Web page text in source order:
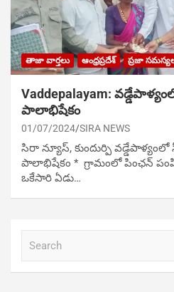
తాజా వార్తలు ఆంధ్రప్రదేశ్ ప్రజా
Vaddepalayam:
పాలాభిషేకం
01/07/2024 SIRA NEWS
సిరా న్యూస్, కుందుర్పి
పాలాభిషేకం * గ్రామంలో పింఛన్
ఒకేసారి ఏడు…